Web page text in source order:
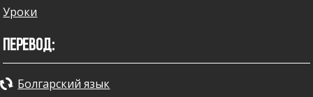
Уроки
ПЕРЕВОД:
Болгарский язык